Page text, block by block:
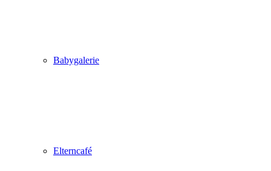
Babygalerie
Elterncafé